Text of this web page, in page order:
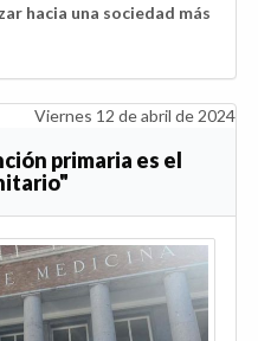
hacia una sociedad más
Viernes 12 de abril de 2024
primaria es el